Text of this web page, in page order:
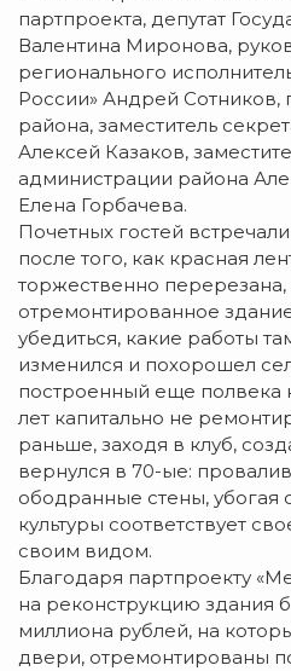
партпроекта, депутат
Валентина Миронова,
регионального
России» Андрей Сотников,
района, заместитель
Алексей Казаков,
администрации района
Елена Горбачева.
Почетных гостей
после того, как красная
торжественно
отремонтированное
убедиться, какие работы
изменился и похорошел
построенный еще полвека
лет капитально не
раньше, заходя в клуб,
вернулся в 70-ые:
ободранные стены, убогая
культуры соответствует
своим видом.
Благодаря партпроекту
на реконструкцию здания
миллиона рублей, на
двери, отремонтированы